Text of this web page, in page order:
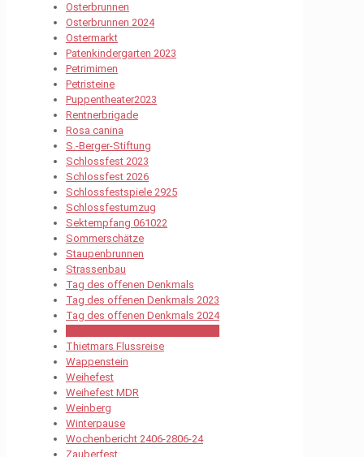
Osterbrunnen
Osterbrunnen 2024
Ostermarkt
Patenkindergarten 2023
Petrimimen
Petristeine
Puppentheater2023
Rentnerbrigade
Rosa canina
S.-Berger-Stiftung
Schlossfest 2023
Schlossfest 2026
Schlossfestspiele 2925
Schlossfestumzug
Sektempfang 061022
Sommerschätze
Staupenbrunnen
Strassenbau
Tag des offenen Denkmals
Tag des offenen Denkmals 2023
Tag des offenen Denkmals 2024
Thietmars Flussreise
Wappenstein
Weihefest
Weihefest MDR
Weinberg
Winterpause
Wochenbericht 2406-2806-24
Zauberfest